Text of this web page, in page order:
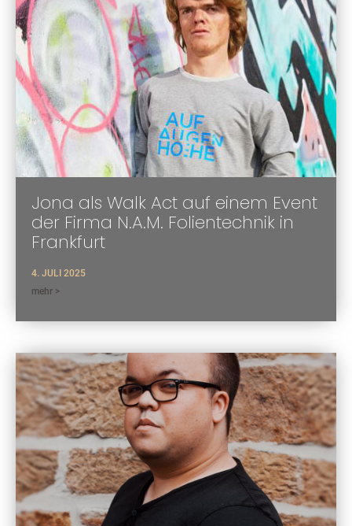
Jona als Walk Act auf einem Event
der Firma N.A.M. Folientechnik in
Frankfurt
4. JULI 2025
mehr >